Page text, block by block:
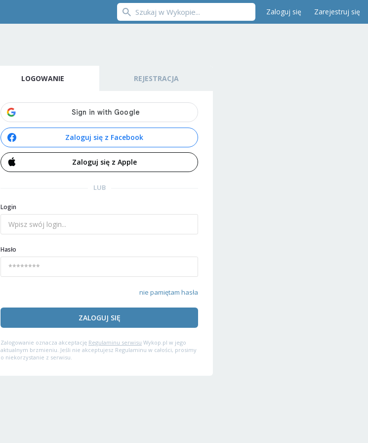
Zaloguj się Zarejestruj się
LOGOWANIE REJESTRACJA
Zaloguj się z Facebook
Zaloguj się z Apple
LUB
Login
Hasło
nie pamiętam hasła
ZALOGUJ SIĘ
Zalogowanie oznacza akceptację Regulaminu serwisu Wykop.pl w jego
aktualnym brzmieniu. Jeśli nie akceptujesz Regulaminu w całości, prosimy
o niekorzystanie z serwisu.